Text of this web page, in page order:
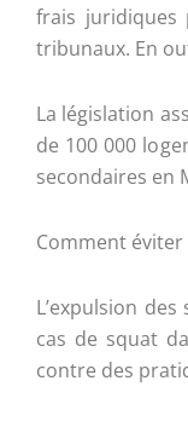
frais juridiques
tribunaux. En
La législation
de 100 000
secondaires en
Comment
L’expulsion
cas de squat
contre des